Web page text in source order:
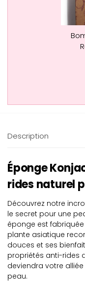
Description
Éponge
rides naturel
Découvrez notre
le secret pour une
éponge est
plante asiatique
douces et ses
propriétés anti-rides
deviendra votre
peau.